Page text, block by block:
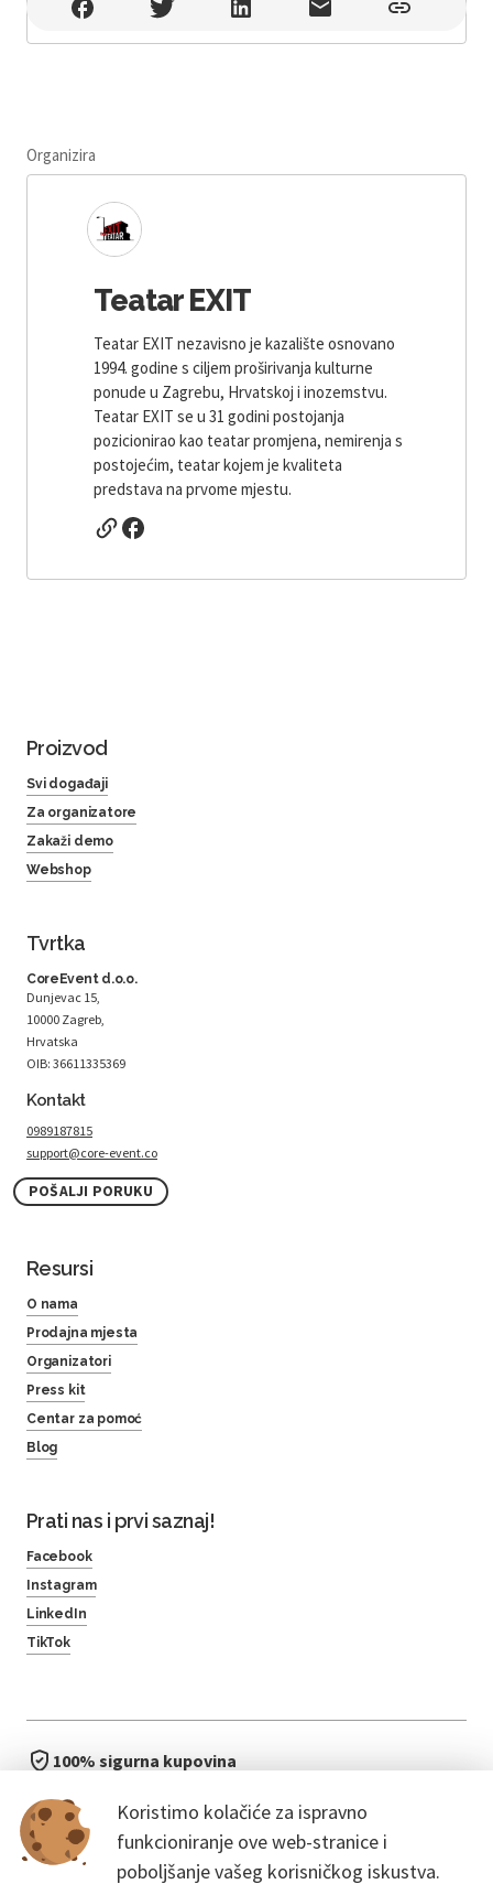
Teatar Exit , Zagreb
Organizira
Teatar EXIT
Teatar EXIT nezavisno je kazalište osnovano
1994. godine s ciljem proširivanja kulturne
ponude u Zagrebu, Hrvatskoj i inozemstvu.
Teatar EXIT se u 31 godini postojanja
pozicionirao kao teatar promjena, nemirenja s
postojećim, teatar kojem je kvaliteta
predstava na prvome mjestu.
Koristimo kolačiće za ispravno
funkcioniranje ove web-stranice i
poboljšanje vašeg korisničkog iskustva.
Proizvod
Svi događaji
Za organizatore
Zakaži demo
Webshop
Tvrtka
CoreEvent d.o.o.
Dunjevac 15,
10000 Zagreb,
Hrvatska
OIB: 36611335369
Kontakt
0989187815
support@core-event.co
POŠALJI PORUKU
Resursi
O nama
Prodajna mjesta
Organizatori
Press kit
Centar za pomoć
Blog
Prati nas i prvi saznaj!
Facebook
Instagram
LinkedIn
TikTok
100% sigurna kupovina
bez čekanja u redu